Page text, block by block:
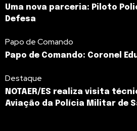
Uma nova parceria: Piloto
Defesa
Papo de Comando
Papo de Comando: Coronel
Destaque
NOTAER/ES realiza visita
Aviação da Polícia Militar de